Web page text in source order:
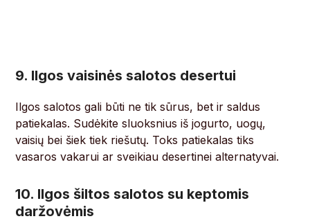
9. Ilgos vaisinės salotos desertui
Ilgos salotos gali būti ne tik sūrus, bet ir saldus
patiekalas. Sudėkite sluoksnius iš jogurto, uogų,
vaisių bei šiek tiek riešutų. Toks patiekalas tiks
vasaros vakarui ar sveikiau desertinei alternatyvai.
10. Ilgos šiltos salotos su keptomis
daržovėmis